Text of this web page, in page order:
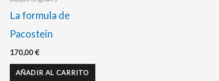
La formula de
Pacostein
170,00€
AÑADIR AL CARRITO